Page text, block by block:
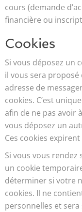
cours (demande
financière ou
Cookies
Si vous déposez un
il vous sera
adresse de
cookies. C’est
afin de ne pas avoir
vous déposez un
Ces cookies
Si vous vous rendez
un cookie
déterminer si votre
cookies. Il ne
personnelles et